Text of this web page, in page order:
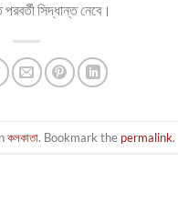
সিদ্ধান্ত নেবে।
কলকাতা. Bookmark the permalink.